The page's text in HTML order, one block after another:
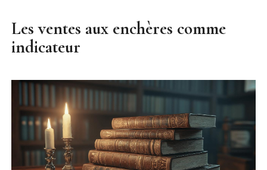
Les ventes aux enchères comme
indicateur